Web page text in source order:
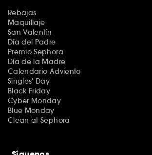
Rebajas
Maquillaje
San Valentín
Día del Padre
Premio Sephora
Día de la Madre
Calendario Adviento
Singles' Day
Black Friday
Cyber Monday
Blue Monday
Clean at Sephora